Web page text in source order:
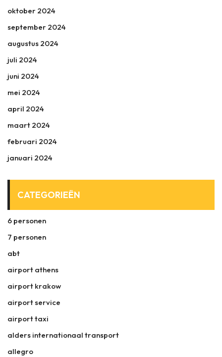
oktober 2024
september 2024
augustus 2024
juli 2024
juni 2024
mei 2024
april 2024
maart 2024
februari 2024
januari 2024
CATEGORIEËN
6 personen
7 personen
abt
airport athens
airport krakow
airport service
airport taxi
alders internationaal transport
allegro